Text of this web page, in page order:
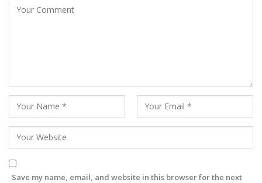
Save my name, email, and website in this browser for the next